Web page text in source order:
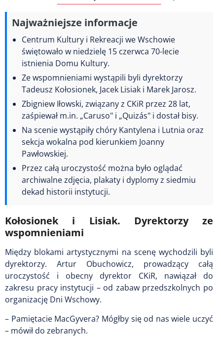
Najważniejsze informacje
Centrum Kultury i Rekreacji we Wschowie
świętowało w niedzielę 15 czerwca 70-lecie
istnienia Domu Kultury.
Ze wspomnieniami wystąpili byli dyrektorzy
Tadeusz Kołosionek, Jacek Lisiak i Marek Jarosz.
Zbigniew Iłowski, związany z CKiR przez 28 lat,
zaśpiewał m.in. „Caruso" i „Quizás" i dostał bisy.
Na scenie wystąpiły chóry Kantylena i Lutnia oraz
sekcja wokalna pod kierunkiem Joanny
Pawłowskiej.
Przez całą uroczystość można było oglądać
archiwalne zdjęcia, plakaty i dyplomy z siedmiu
dekad historii instytucji.
Kołosionek i Lisiak. Dyrektorzy ze
wspomnieniami
Między blokami artystycznymi na scenę wychodzili byli
dyrektorzy. Artur Obuchowicz, prowadzący całą
uroczystość i obecny dyrektor CKiR, nawiązał do
zakresu pracy instytucji – od zabaw przedszkolnych po
organizację Dni Wschowy.
– Pamiętacie MacGyvera? Mógłby się od nas wiele uczyć
– mówił do zebranych.